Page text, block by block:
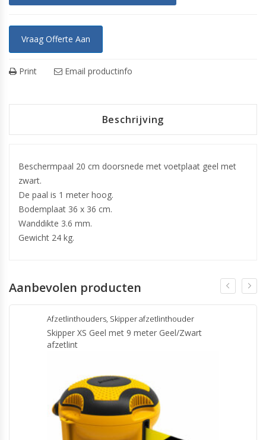
Vraag Offerte Aan
Print Email productinfo
Beschrijving
Beschermpaal 20 cm doorsnede met voetplaat geel met
zwart.
De paal is 1 meter hoog.
Bodemplaat 36 x 36 cm.
Wanddikte 3.6 mm.
Gewicht 24 kg.
Aanbevolen producten
Afzetlinthouders, Skipper afzetlinthouder
Skipper XS Geel met 9 meter Geel/Zwart
afzetlint